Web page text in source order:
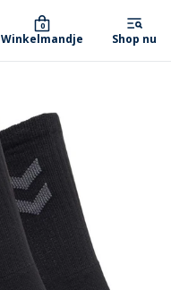
Winkelmandje
0
Shop nu